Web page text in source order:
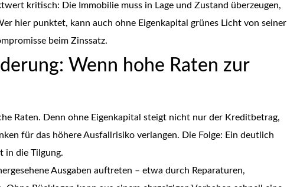
kritisch: Die Immobilie muss in Lage und Zustand überzeugen,
hier punktet, kann auch ohne Eigenkapital grünes Licht von seiner
beim Zinssatz.
Wenn hohe Raten zur
Raten. Denn ohne Eigenkapital steigt nicht nur der Kreditbetrag,
für das höhere Ausfallrisiko verlangen. Die Folge: Ein deutlich
in die Tilgung.
Ausgaben auftreten – etwa durch Reparaturen,